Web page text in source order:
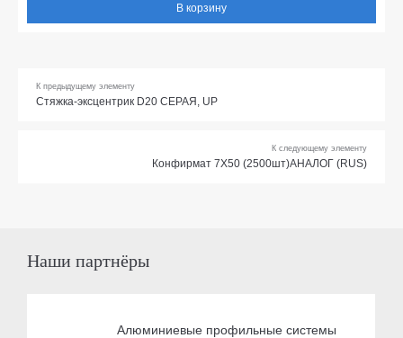
В корзину
К предыдущему элементу
Стяжка-эксцентрик D20 СЕРАЯ, UP
К следующему элементу
Конфирмат 7Х50 (2500шт)АНАЛОГ (RUS)
Наши партнёры
Алюминиевые профильные системы